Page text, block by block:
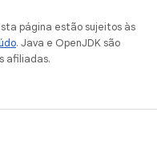
página estão sujeitos às
. Java e OpenJDK são
afiliadas.